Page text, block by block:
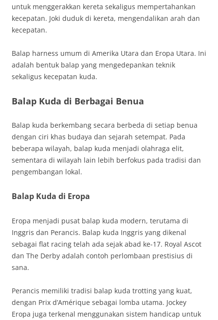
untuk menggerakkan kereta sekaligus mempertahankan
kecepatan. Joki duduk di kereta, mengendalikan arah dan
kecepatan.
Balap harness umum di Amerika Utara dan Eropa Utara. Ini
adalah bentuk balap yang mengedepankan teknik
sekaligus kecepatan kuda.
Balap Kuda di Berbagai Benua
Balap kuda berkembang secara berbeda di setiap benua
dengan ciri khas budaya dan sejarah setempat. Pada
beberapa wilayah, balap kuda menjadi olahraga elit,
sementara di wilayah lain lebih berfokus pada tradisi dan
pengembangan lokal.
Balap Kuda di Eropa
Eropa menjadi pusat balap kuda modern, terutama di
Inggris dan Perancis. Balap kuda Inggris yang dikenal
sebagai flat racing telah ada sejak abad ke-17. Royal Ascot
dan The Derby adalah contoh perlombaan prestisius di
sana.
Perancis memiliki tradisi balap kuda trotting yang kuat,
dengan Prix d’Amérique sebagai lomba utama. Jockey
Eropa juga terkenal menggunakan sistem handicap untuk